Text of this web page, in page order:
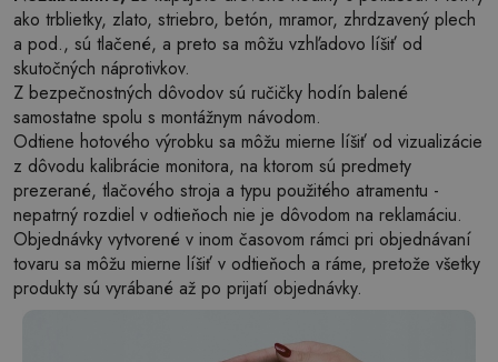
ako trblietky, zlato, striebro, betón, mramor, zhrdzavený plech
a pod., sú tlačené, a preto sa môžu vzhľadovo líšiť od
skutočných náprotivkov.
Z bezpečnostných dôvodov sú ručičky hodín balené
samostatne spolu s montážnym návodom.
Odtiene hotového výrobku sa môžu mierne líšiť od vizualizácie
z dôvodu kalibrácie monitora, na ktorom sú predmety
prezerané, tlačového stroja a typu použitého atramentu -
nepatrný rozdiel v odtieňoch nie je dôvodom na reklamáciu.
Objednávky vytvorené v inom časovom rámci pri objednávaní
tovaru sa môžu mierne líšiť v odtieňoch a ráme, pretože všetky
produkty sú vyrábané až po prijatí objednávky.